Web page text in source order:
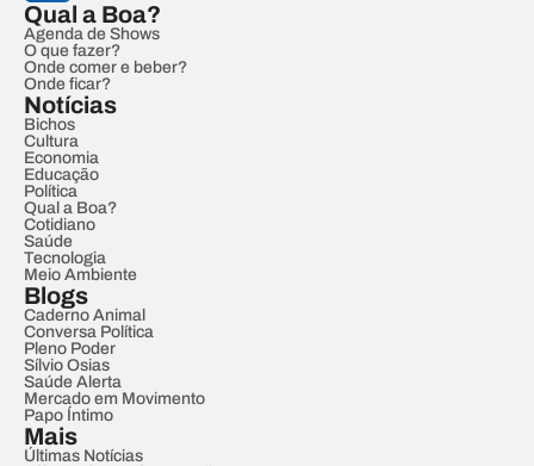
Qual a Boa?
Agenda de Shows
O que fazer?
Onde comer e beber?
Onde ficar?
Notícias
Bichos
Cultura
Economia
Educação
Política
Qual a Boa?
Cotidiano
Saúde
Tecnologia
Meio Ambiente
Blogs
Caderno Animal
Conversa Política
Pleno Poder
Sílvio Osias
Saúde Alerta
Mercado em Movimento
Papo Íntimo
Mais
Últimas Notícias